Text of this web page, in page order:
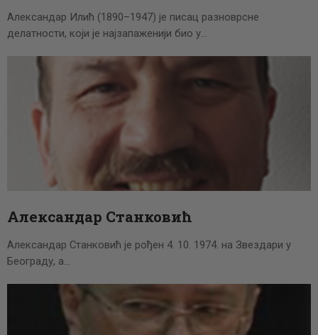
Александар Илић (1890–1947) је писац разноврсне
делатности, који је најзапаженији био у…
Александар Станковић
Александар Станковић је рођен 4. 10. 1974. на Звездари у
Београду, а…